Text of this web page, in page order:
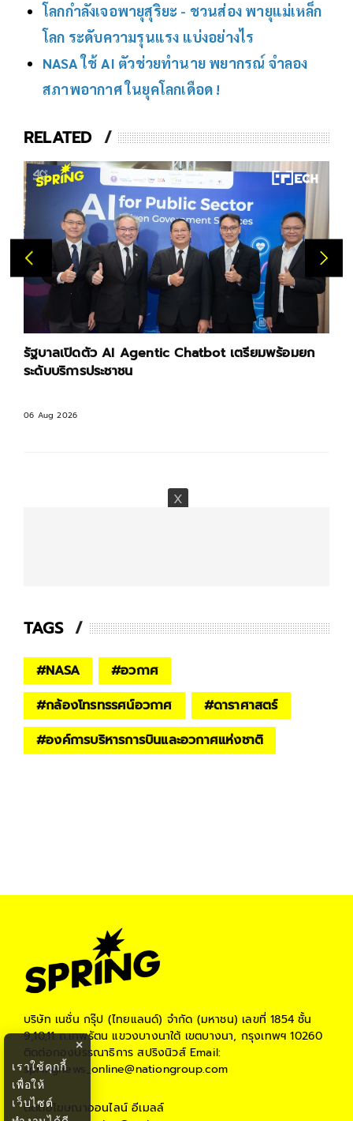
โลกกำลังเจอพายุสุริยะ - ชวนส่อง พายุแม่เหล็ก
โลก ระดับความรุนแรง แบ่งอย่างไร
NASA ใช้ AI ตัวช่วยทำนาย พยากรณ์ จำลอง
สภาพอากาศ ในยุคโลกเดือด !
RELATED
รัฐบาลเปิดตัว AI Agentic Chatbot เตรียมพร้อมยก
ระดับบริการประชาชน
06 Aug 2026
TAGS
#NASA #อวกาศ
#กล้องโทรทรรศน์อวกาศ #ดาราศาสตร์
#องค์การบริหารการบินและอวกาศแห่งชาติ
บริษัท เนชั่น กรุ๊ป (ไทยแลนด์) จำกัด (มหาชน) เลขที่ 1854 ชั้น
9,10,11 ถ.เทพรัตน แขวงบางนาใต้ เขตบางนา, กรุงเทพฯ 10260
ติดต่อกองบรรณาธิการ สปริงนิวส์Email:
springnews_online@nationgroup.com
ติดต่อโฆษณาออนไลน์ อีเมลล์
×
เราใช้คุกกี้
เพื่อให้
เว็บไซต์